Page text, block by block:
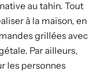
au tahin. Tout
à la maison, en
grillées avec
Par ailleurs,
les personnes